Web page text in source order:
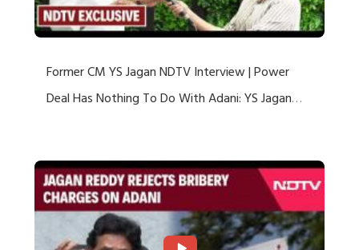
Former CM YS Jagan NDTV Interview | Power
Deal Has Nothing To Do With Adani: YS Jagan